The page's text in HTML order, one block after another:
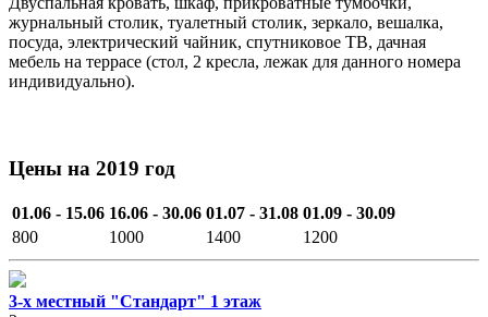
журнальный столик, туалетный столик, зеркало, вешалка,
посуда, электрический чайник, спутниковое ТВ, дачная
мебель на террасе (стол, 2 кресла, лежак для данного номера
индивидуально).
Цены на 2019 год
01.06 - 15.06 16.06 - 30.06 01.07 - 31.08 01.09 - 30.09
800
1000 1400 1200
3-х местный "Стандарт" 1 этаж